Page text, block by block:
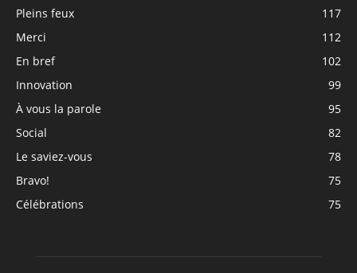
Pleins feux
117
Merci
112
En bref
102
Innovation
99
À vous la parole
95
Social
82
Le saviez-vous
78
Bravo!
75
Célébrations
75